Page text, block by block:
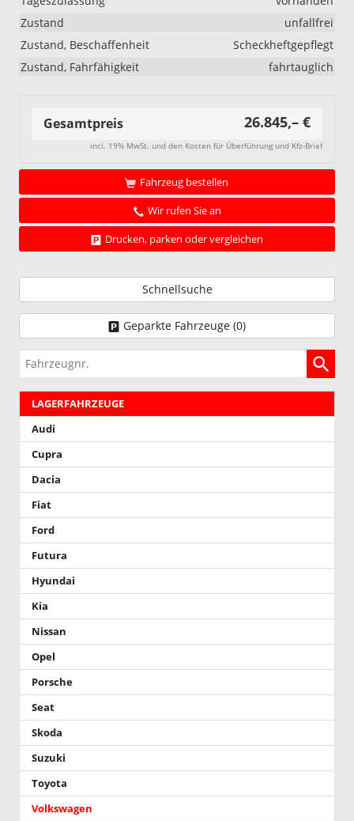
Zustand
unfallfrei
Zustand, Beschaffenheit
Scheckheftgepflegt
Zustand, Fahrfähigkeit
fahrtauglich
Gesamtpreis 26.845,– €
incl. 19% MwSt. und den Kosten für Überführung und Kfz-Brief
Fahrzeug bestellen
Wir rufen Sie an
Drucken, parken oder vergleichen
Schnellsuche
Geparkte Fahrzeuge (0)
Fahrzeugnr.
LAGERFAHRZEUGE
Audi
Cupra
Dacia
Fiat
Ford
Futura
Hyundai
Kia
Nissan
Opel
Porsche
Seat
Skoda
Suzuki
Toyota
Volkswagen